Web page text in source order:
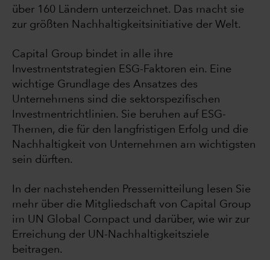
über 160 Ländern unterzeichnet. Das macht sie
zur größten Nachhaltigkeitsinitiative der Welt.
Capital Group bindet in alle ihre
Investmentstrategien ESG-Faktoren ein. Eine
wichtige Grundlage des Ansatzes des
Unternehmens sind die sektorspezifischen
Investmentrichtlinien. Sie beruhen auf ESG-
Themen, die für den langfristigen Erfolg und die
Nachhaltigkeit von Unternehmen am wichtigsten
sein dürften.
In der nachstehenden Pressemitteilung lesen Sie
mehr über die Mitgliedschaft von Capital Group
im UN Global Compact und darüber, wie wir zur
Erreichung der UN-Nachhaltigkeitsziele
beitragen.